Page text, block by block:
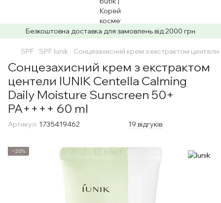
Безкоштовна доставка для замовлень від 2000 грн
SPF SPF Iunik Сонцезахисний крем з екстрактом
Сонцезахисний крем з екстрактом
центели IUNIK Centella Calming
Daily Moisture Sunscreen 50+
PA++++ 60 ml
Артикул: 1735419462 19 відгуків
−20%